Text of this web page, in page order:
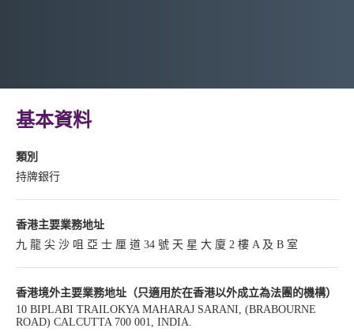
基本資料
類別
持牌銀行
香港主要業務地址
九 龍 尖 沙 咀 亞 士 厘 道 34 號 天 星 大 廈 2 樓 A 及 B 室
香港境外主要業務地址（只適用於在香港以外成立為法團的機構）
10 BIPLABI TRAILOKYA MAHARAJ SARANI, (BRABOURNE
ROAD) CALCUTTA 700 001, INDIA.